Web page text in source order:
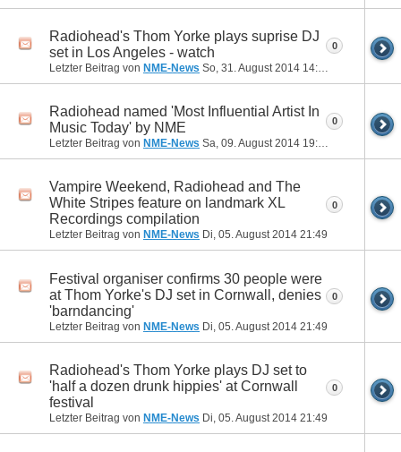
Radiohead's Thom Yorke plays suprise DJ
set in Los Angeles - watch
Letzter Beitrag von NME-News So, 31. August 2014 14:08
0
Radiohead named 'Most Influential Artist In
Music Today' by NME
Letzter Beitrag von NME-News Sa, 09. August 2014 19:01
0
Vampire Weekend, Radiohead and The
White Stripes feature on landmark XL
Recordings compilation
Letzter Beitrag von NME-News Di, 05. August 2014 21:49
0
Festival organiser confirms 30 people were
at Thom Yorke's DJ set in Cornwall, denies
'barndancing'
Letzter Beitrag von NME-News Di, 05. August 2014 21:49
0
Radiohead's Thom Yorke plays DJ set to
'half a dozen drunk hippies' at Cornwall
festival
Letzter Beitrag von NME-News Di, 05. August 2014 21:49
0